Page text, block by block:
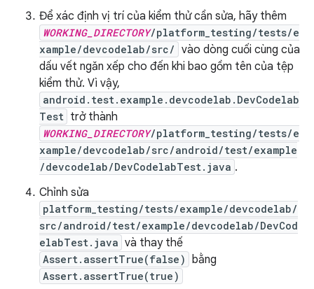
Để xác định vị trí của kiểm thử cần sửa, hãy thêm
WORKING_DIRECTORY/platform_testing/tests/e
xample/devcodelab/src/ vào dòng cuối cùng của
dấu vết ngăn xếp cho đến khi bao gồm tên của tệp
kiểm thử. Vì vậy,
android.test.example.devcodelab.DevCodelab
Test trở thành
WORKING_DIRECTORY/platform_testing/tests/e
xample/devcodelab/src/android/test/example
/devcodelab/DevCodelabTest.java .
Chỉnh sửa
platform_testing/tests/example/devcodelab/
src/android/test/example/devcodelab/DevCod
elabTest.java và thay thế
Assert.assertTrue(false) bằng
Assert.assertTrue(true)